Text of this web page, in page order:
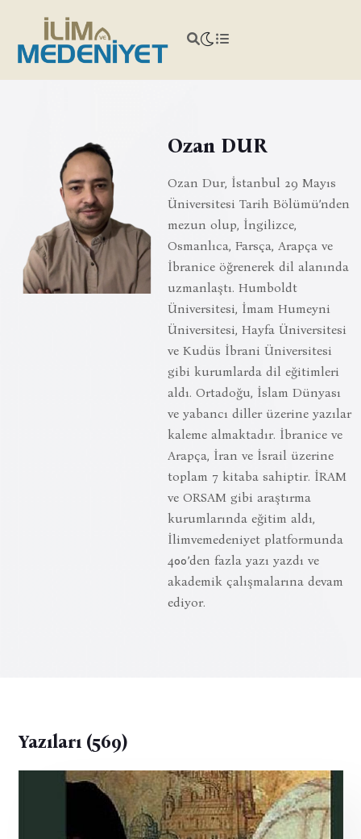
Ozan DUR
Ozan Dur, İstanbul 29 Mayıs
Üniversitesi Tarih Bölümü’nden
mezun olup, İngilizce,
Osmanlıca, Farsça, Arapça ve
İbranice öğrenerek dil alanında
uzmanlaştı. Humboldt
Üniversitesi, İmam Humeyni
Üniversitesi, Hayfa Üniversitesi
ve Kudüs İbrani Üniversitesi
gibi kurumlarda dil eğitimleri
aldı. Ortadoğu, İslam Dünyası
ve yabancı diller üzerine yazılar
kaleme almaktadır. İbranice ve
Arapça, İran ve İsrail üzerine
toplam 7 kitaba sahiptir. İRAM
ve ORSAM gibi araştırma
kurumlarında eğitim aldı,
İlimvemedeniyet platformunda
400’den fazla yazı yazdı ve
akademik çalışmalarına devam
ediyor.
Yazıları (569)